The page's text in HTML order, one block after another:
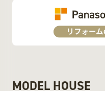
MODEL HOUSE